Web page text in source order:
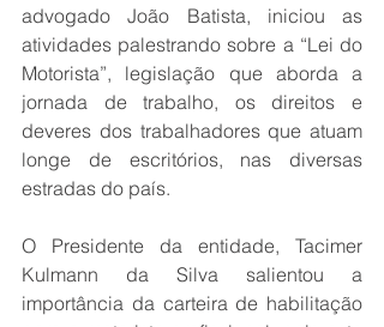
advogado João Batista, iniciou as
atividades palestrando sobre a “Lei do
Motorista”, legislação que aborda a
jornada de trabalho, os direitos e
deveres dos trabalhadores que atuam
longe de escritórios, nas diversas
estradas do país.
O Presidente da entidade, Tacimer
Kulmann da Silva salientou a
importância da carteira de habilitação